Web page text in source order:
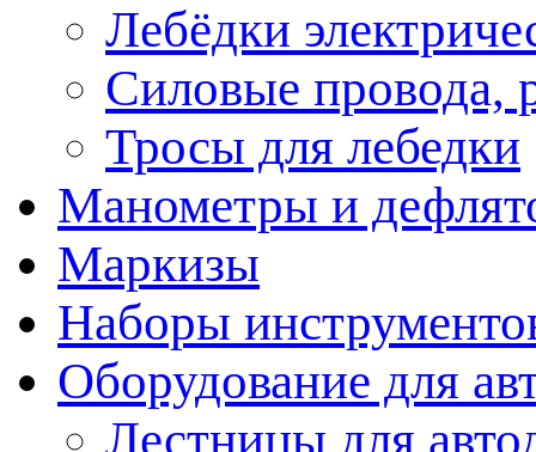
Лебёдки
Силовые провода,
Тросы для лебедки
Манометры и
Маркизы
Наборы
Оборудование для
Лестницы для